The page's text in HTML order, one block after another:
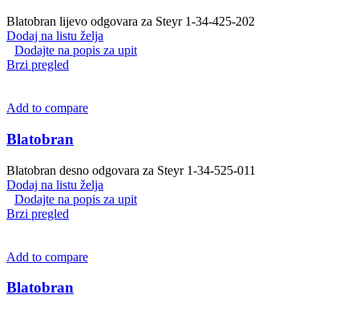
Blatobran lijevo odgovara za Steyr 1-34-425-202
Dodaj na listu želja
Dodajte na popis za upit
Brzi pregled
Add to compare
Blatobran
Blatobran desno odgovara za Steyr 1-34-525-011
Dodaj na listu želja
Dodajte na popis za upit
Brzi pregled
Add to compare
Blatobran